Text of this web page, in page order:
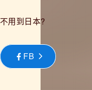
不用到日本?
FB